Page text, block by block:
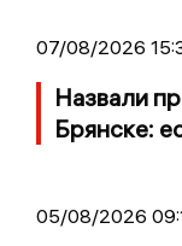
07/08/2026
Назвали
Брянске:
05/08/2026